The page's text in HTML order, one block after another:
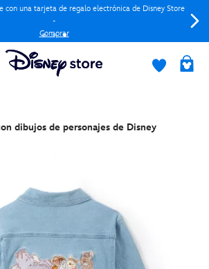
con una tarjeta de regalo electrónica de Disney Store
-
Comprar
dibujos de personajes de Disney